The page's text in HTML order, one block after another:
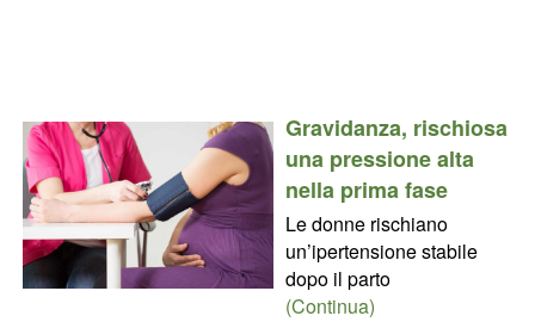
Gravidanza, rischiosa
una pressione alta
nella prima fase
Le donne rischiano
un’ipertensione stabile
dopo il parto
(Continua)